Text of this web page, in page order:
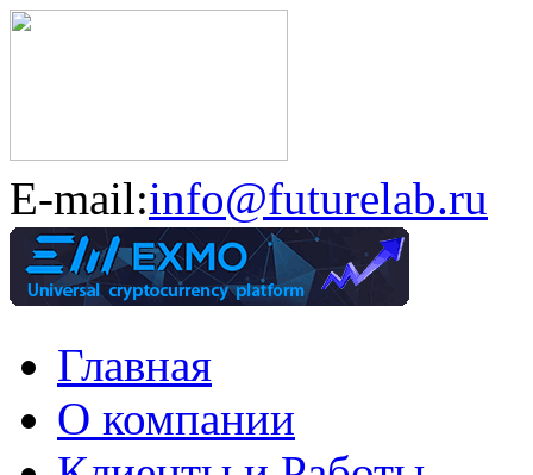
E-mail:info@futurelab.ru
Главная
О компании